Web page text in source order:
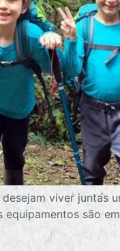
viver juntas
são